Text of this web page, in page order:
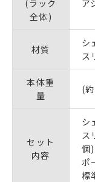
(ラック
全体)
ア
材質
シ
ス
本体重
量
(
セット
内容
シ
ス
個)
ポ
標